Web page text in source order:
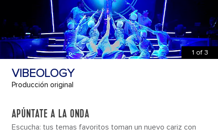
1 of 3
VIBEOLOGY
Producción original
APÚNTATE A LA ONDA
Escucha: tus temas favoritos toman un nuevo cariz con